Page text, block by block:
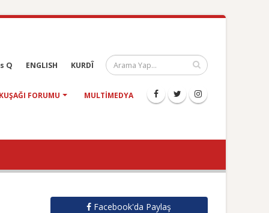
Q ENGLISH KURDÎ
FORUMU MULTIMEDYA
Facebook'da Paylaş